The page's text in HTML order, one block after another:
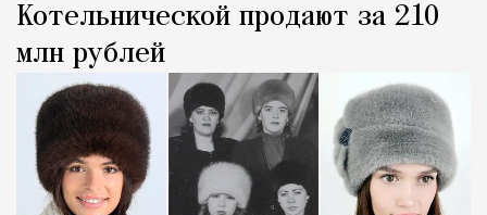
Котельнической продают за 210
млн рублей